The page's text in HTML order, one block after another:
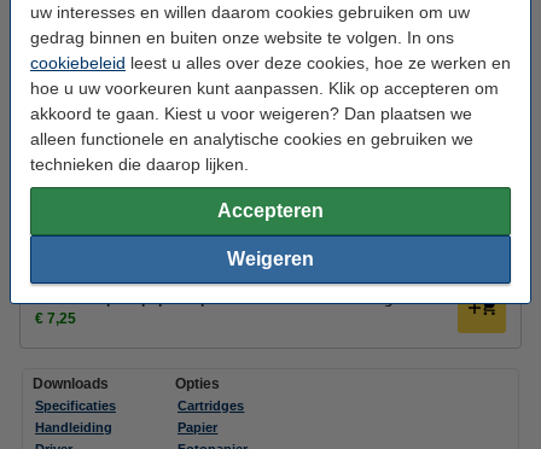
uw interesses en willen daarom cookies gebruiken om uw
gedrag binnen en buiten onze website te volgen. In ons
cookiebeleid leest u alles over deze cookies, hoe ze werken en
hoe u uw voorkeuren kunt aanpassen. Klik op accepteren om
akkoord te gaan. Kiest u voor weigeren? Dan plaatsen we
alleen functionele en analytische cookies en gebruiken we
technieken die daarop lijken.
Accepteren
Weigeren
Canon levert GEEN USB-kabel mee.
123inkt USB-printerkabel zwart (2
meter)
€ 4,50
Andere lengtes
Tip: verleng de garantie op uw printer!
4 jaar garantie t.b.v. Canon PIXMA TS8750 Meest gekozen!
€ 29,95
meer informatie over verlengde garantie
€ 7,25
Downloads
Specificaties
Handleiding
Opties
Cartridges
Papier